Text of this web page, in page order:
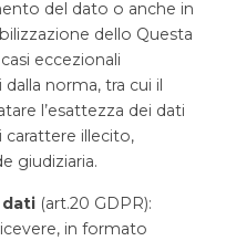
del dato o anche in
dello Questa
eccezionali
norma, tra cui il
l’esattezza dei dati
illecito,
giudiziaria.
dati (art.20 GDPR):
in formato